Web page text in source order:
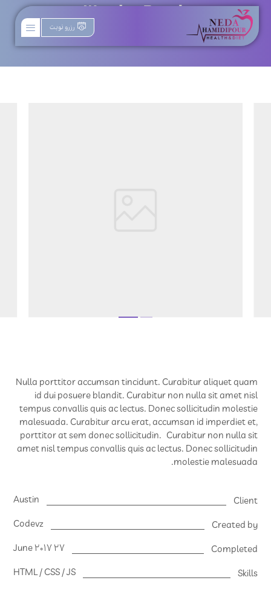
رزرو نوبت
Wooden Bench
نمونه کارها
Nulla porttitor accumsan tincidunt. Curabitur aliquet quam
id dui posuere blandit. Curabitur non nulla sit amet nisl
tempus convallis quis ac lectus. Donec sollicitudin molestie
malesuada. Curabitur arcu erat, accumsan id imperdiet et,
porttitor at sem donec sollicitudin. Curabitur non nulla sit
amet nisl tempus convallis quis ac lectus. Donec sollicitudin
molestie malesuada.
Client
Austin
Created by
Codevz
Completed
27 June 2017
Skills
HTML / CSS / JS